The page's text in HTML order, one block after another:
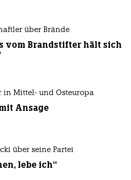
über Brände
vom Brandstifter hält sich
in Mittel- und Osteuropa
Ansage
über seine Partei
lebe ich“